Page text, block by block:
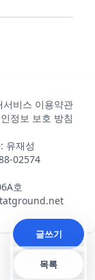
서비스 이용약관
정보 보호 방침
유재성
02574
호
글쓰기
목록